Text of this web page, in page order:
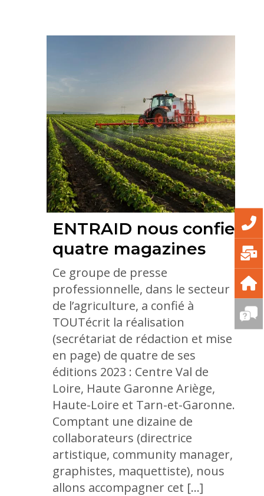
ENTRAID nous confie
quatre magazines
Ce groupe de presse
professionnelle, dans le secteur
de l’agriculture, a confié à
TOUTécrit la réalisation
(secrétariat de rédaction et mise
en page) de quatre de ses
éditions 2023 : Centre Val de
Loire, Haute Garonne Ariège,
Haute-Loire et Tarn-et-Garonne.
Comptant une dizaine de
collaborateurs (directrice
artistique, community manager,
graphistes, maquettiste), nous
allons accompagner cet […]